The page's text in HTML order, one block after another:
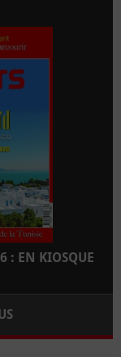
: EN KIOSQUE